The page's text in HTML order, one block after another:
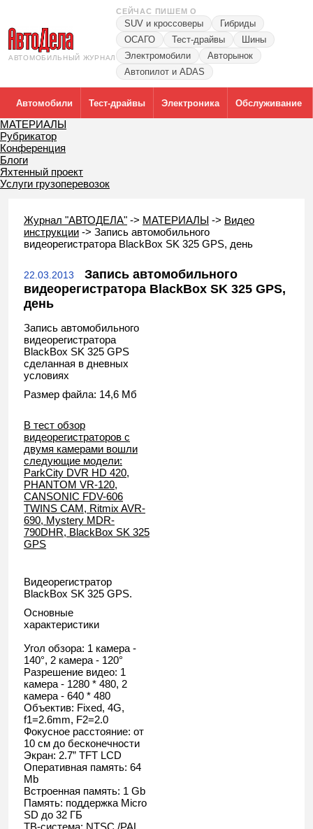
АВТОМОБИЛЬНЫЙ ЖУРНАЛ
СЕЙЧАС ПИШЕМ О
SUV и кроссоверы
Гибриды
ОСАГО
Тест-драйвы
Шины
Электромобили
Авторынок
Автопилот и ADAS
Автомобили Тест-драйвы Электроника Обслуживание
МАТЕРИАЛЫ
Рубрикатор
Конференция
Блоги
Яхтенный проект
Услуги грузоперевозок
Журнал "АВТОДЕЛА" -> МАТЕРИАЛЫ -> Видео
инструкции -> Запись автомобильного
видеорегистратора BlackBox SK 325 GPS, день
22.03.2013
Запись автомобильного
видеорегистратора BlackBox SK 325 GPS,
день
Запись автомобильного
видеорегистратора
BlackBox SK 325 GPS
сделанная в дневных
условиях
Размер файла: 14,6 Мб
В тест обзор
видеорегистраторов с
двумя камерами вошли
следующие модели:
ParkCity DVR HD 420,
PHANTOM VR-120,
CANSONIC FDV-606
TWINS CAM, Ritmix AVR-
690, Mystery MDR-
790DHR, BlackBox SK 325
GPS
Видеорегистратор
BlackBox SK 325 GPS.
Основные
характеристики
Угол обзора: 1 камера -
140°, 2 камера - 120°
Разрешение видео: 1
камера - 1280 * 480, 2
камера - 640 * 480
Объектив: Fixed, 4G,
f1=2.6mm, F2=2.0
Фокусное расстояние: от
10 см до бесконечности
Экран: 2.7” TFT LCD
Оперативная память: 64
Mb
Встроенная память: 1 Gb
Память: поддержка Micro
SD до 32 ГБ
ТВ-система: NTSC /PAL